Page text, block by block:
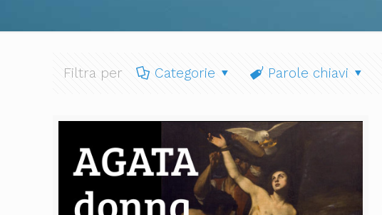
Filtra per Categorie Parole chiavi